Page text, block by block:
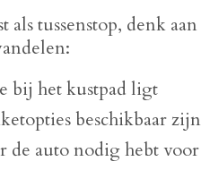
tussenstop, denk
bij het kustpad ligt
beschikbaar zijn
de auto nodig hebt